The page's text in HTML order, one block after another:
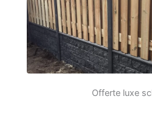
Offerte luxe